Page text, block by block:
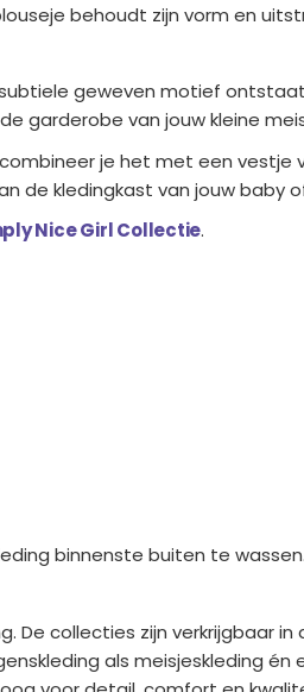
behoudt zijn vorm en
geweven motief ontstaat
garderobe van jouw kleine
je het met een vestje
de kledingkast van jouw baby
Nice Girl Collectie.
binnenste buiten te
De collecties zijn verkrijgbaar
als meisjeskleding én